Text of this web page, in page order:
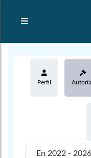
Perfil
En 2022 -